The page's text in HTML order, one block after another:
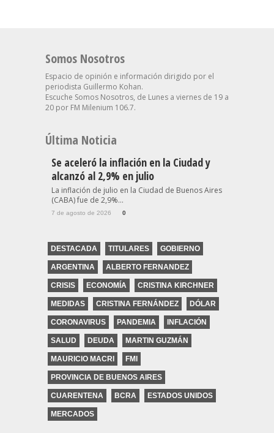
Somos Nosotros
Espacio de opinión e información dirigido por el
periodista Guillermo Kohan.
Escuche Somos Nosotros, de Lunes a viernes de 19 a
20 por FM Milenium 106.7.
Última Noticia
Se aceleró la inflación en la Ciudad y
alcanzó al 2,9% en julio
La inflación de julio en la Ciudad de Buenos Aires
(CABA) fue de 2,9%...
7 de agosto de 2026 0
DESTACADA TITULARES GOBIERNO
ARGENTINA ALBERTO FERNANDEZ
CRISIS ECONOMÍA CRISTINA KIRCHNER
MEDIDAS CRISTINA FERNÁNDEZ DÓLAR
CORONAVIRUS PANDEMIA INFLACIÓN
SALUD DEUDA MARTIN GUZMÁN
MAURICIO MACRI FMI
PROVINCIA DE BUENOS AIRES
CUARENTENA BCRA ESTADOS UNIDOS
MERCADOS